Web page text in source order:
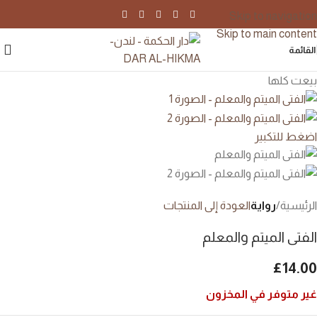
Skip to navigation
Skip to main content
القائمة
بيعت كلها
اضغط للتكبير
الرئيسية روايةالعودة إلى المنتجات
الفتى الميتم والمعلم
£14.00
غير متوفر في المخزون